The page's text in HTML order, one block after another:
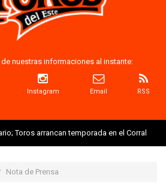
nuestras informaciones al instante:
Instagram Email RSS
Toros arrancan temporada en el Corral
Nota de Prensa